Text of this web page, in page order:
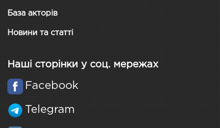
База акторів
Новини та статті
Наші сторінки у соц. мережах
Facebook
Telegram